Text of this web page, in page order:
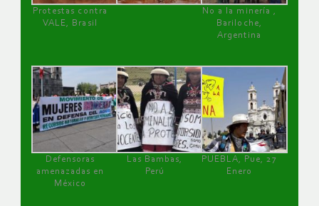
Protestas contra
VALE, Brasil
No a la minería ,
Bariloche,
Argentina
Defensoras
amenazadas en
México
Las Bambas,
Perú
PUEBLA, Pue, 27
Enero